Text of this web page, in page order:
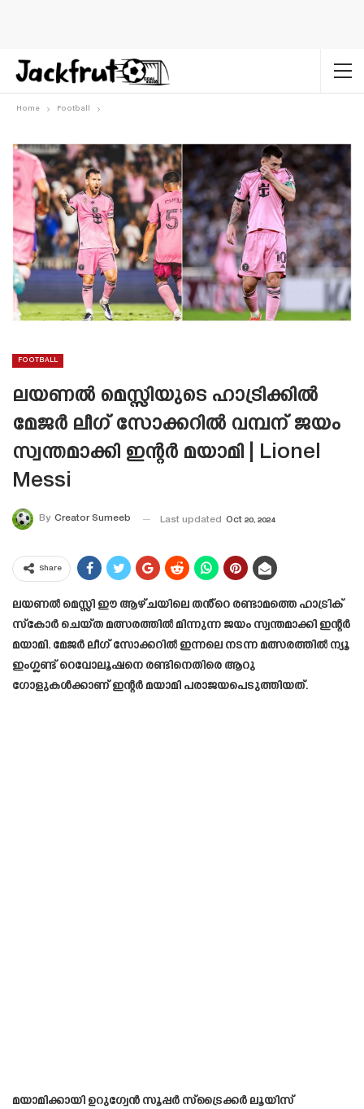
Home Football
FOOTBALL
ലയണൽ മെസ്സിയുടെ ഹാട്രിക്കിൽ
മേജർ ലീഗ് സോക്കറിൽ വമ്പന് ജയം
സ്വന്തമാക്കി ഇന്റർ മയാമി | Lionel
Messi
By Creator Sumeeb Last updated Oct 20, 2024
Share
ലയണൽ മെസ്സി ഈ ആഴ്‌ചയിലെ തൻ്റെ രണ്ടാമത്തെ ഹാട്രിക്
സ്‌കോർ ചെയ്ത മത്സരത്തിൽ മിന്നുന്ന ജയം സ്വന്തമാക്കി ഇന്റർ
മയാമി. മേജർ ലീഗ് സോക്കറിൽ ഇന്നലെ നടന്ന മത്സരത്തിൽ ന്യൂ
ഇംഗ്ലണ്ട് റെവോലൂഷനെ രണ്ടിനെതിരെ ആറു
ഗോളുകൾക്കാണ് ഇന്റർ മയാമി പരാജയപെടുത്തിയത്.
മയാമിക്കായി ഉറുഗ്വേൻ സൂപ്പർ സ്‌ട്രൈക്കർ ലൂയിസ്